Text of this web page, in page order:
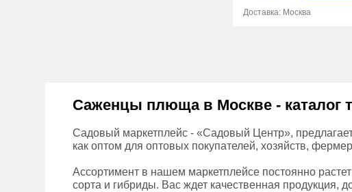
Доставка: Москва
Саженцы плюща в Москве - каталог
Садовый маркетплейс - «Садовый Центр»,
как оптом для оптовых покупателей, хозяйств,
Ассортимент в нашем маркетплейсе постоянно
сорта и гибриды. Вас ждет качественная продукция,